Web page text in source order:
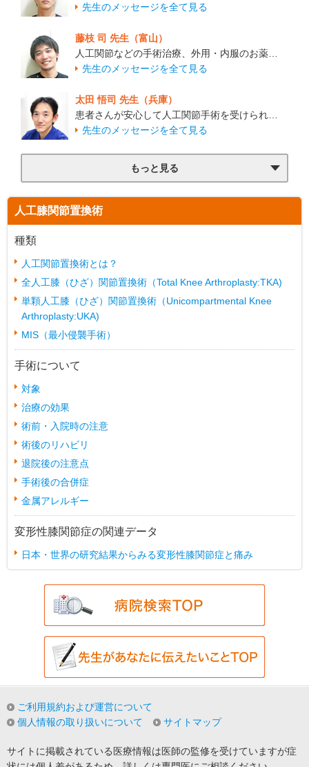
先生のメッセージを全て見る
藤枝 司 先生（富山）
人工関節などの手術治療、外用・内服のお薬…
先生のメッセージを全て見る
太田 悟司 先生（兵庫）
患者さんが安心して人工関節手術を受けられ…
先生のメッセージを全て見る
もっと見る
人工膝関節置換術
種類
人工関節置換術とは？
全人工膝（ひざ）関節置換術（Total Knee Arthroplasty:TKA)
単顆人工膝（ひざ）関節置換術（Unicompartmental Knee
Arthroplasty:UKA)
MIS（最小侵襲手術）
手術について
対象
治療の効果
術前・入院時の注意
術後のリハビリ
退院後の注意点
手術後の合併症
金属アレルギー
変形性膝関節症の関連データ
日本・世界の研究結果からみる変形性膝関節症と痛み
ご利用規約および運営について
個人情報の取り扱いについて
サイトマップ
サイトに掲載されている医療情報は医師の監修を受けていますが症